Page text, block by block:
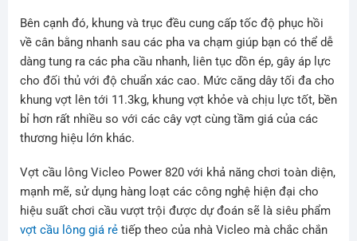
Bên cạnh đó, khung và trục đều cung cấp tốc độ phục hồi
về cân bằng nhanh sau các pha va chạm giúp bạn có thể dễ
dàng tung ra các pha cầu nhanh, liên tục dồn ép, gây áp lực
cho đối thủ với độ chuẩn xác cao. Mức căng dây tối đa cho
khung vợt lên tới 11.3kg, khung vợt khỏe và chịu lực tốt, bền
bỉ hơn rất nhiều so với các cây vợt cùng tầm giá của các
thương hiệu lớn khác.
Vợt cầu lông Vicleo Power 820 với khả năng chơi toàn diện,
mạnh mẽ, sử dụng hàng loạt các công nghệ hiện đại cho
hiệu suất chơi cầu vượt trội được dự đoán sẽ là siêu phẩm
vợt cầu lông giá rẻtiếp theo của nhà Vicleo mà chắc chắn